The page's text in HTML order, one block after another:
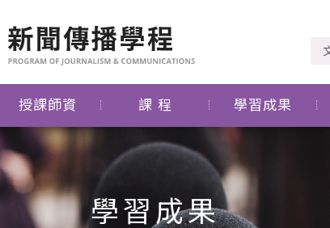
授課師資 課 程 學習成果
學習成果